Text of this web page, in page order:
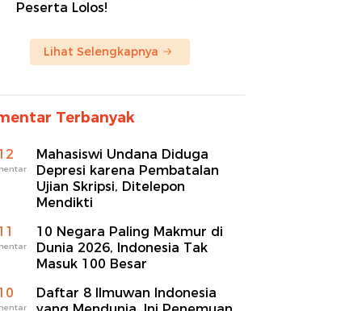
Peserta Lolos!
Lihat Selengkapnya
Terbanyak
Mahasiswi Undana Diduga
Depresi karena Pembatalan
Ujian Skripsi, Ditelepon
Mendikti
10 Negara Paling Makmur di
Dunia 2026, Indonesia Tak
Masuk 100 Besar
Daftar 8 Ilmuwan Indonesia